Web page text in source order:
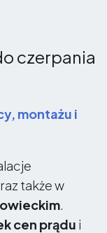
czerpania
montażu i
także w
cen prądu i